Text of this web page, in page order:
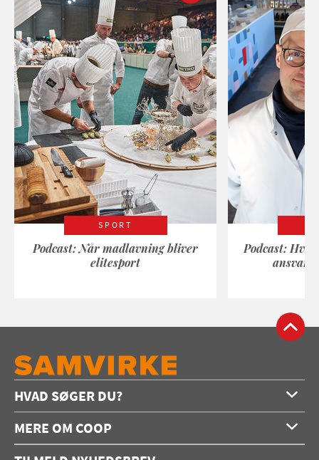
SPORT
Podcast: Når madlavning bliver
elitesport
Podcast:
HVAD SØGER DU?
Forside
Opskrifter
Konkurrencer
MERE OM COOP